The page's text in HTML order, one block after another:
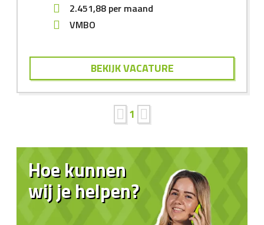
2.451,88 per maand
VMBO
BEKIJK VACATURE
1
Hoe kunnen
wij je helpen?